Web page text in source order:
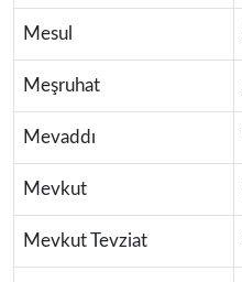
Mesul
Meşruhat
Mevaddı
Mevkut
Mevkut Tevziat